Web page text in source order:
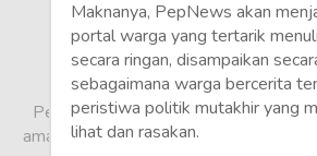
Wisata
Wanita
Maknanya, PepNews akan
portal warga yang tertarik
secara ringan, disampaikan
sebagaimana warga bercerita
peristiwa politik mutakhir yang
lihat dan rasakan.
PepNews.com adalah media warga,
amatir dan profesional menyampaikan